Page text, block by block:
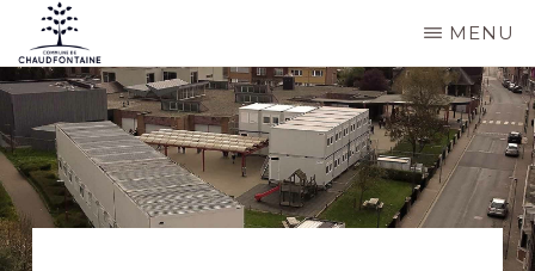
Passer
au
contenu
principal
COMMUNE
DE
CHAUDFONTAINE
Site
officiel
de
la
commune
MENU